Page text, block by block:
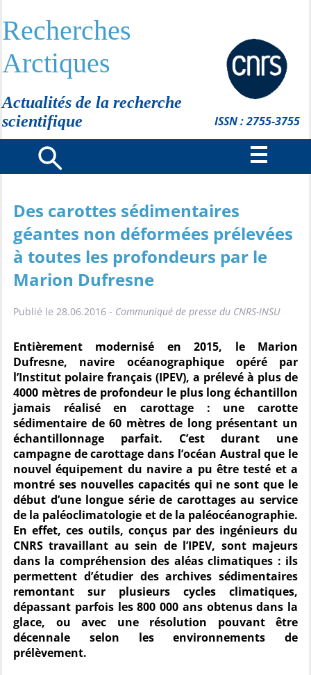
Recherches
Arctiques
Actualités de la recherche
scientifique
ISSN : 2755-3755
Des carottes sédimentaires
géantes non déformées prélevées
à toutes les profondeurs par le
Marion Dufresne
Publié le 28.06.2016 - Communiqué de presse du CNRS-INSU
Entièrement modernisé en 2015, le Marion
Dufresne, navire océanographique opéré par
l’Institut polaire français (IPEV), a prélevé à plus de
4000 mètres de profondeur le plus long échantillon
jamais réalisé en carottage : une carotte
sédimentaire de 60 mètres de long présentant un
échantillonnage parfait. C’est durant une
campagne de carottage dans l’océan Austral que le
nouvel équipement du navire a pu être testé et a
montré ses nouvelles capacités qui ne sont que le
début d’une longue série de carottages au service
de la paléoclimatologie et de la paléocéanographie.
En effet, ces outils, conçus par des ingénieurs du
CNRS travaillant au sein de l’IPEV, sont majeurs
dans la compréhension des aléas climatiques : ils
permettent d’étudier des archives sédimentaires
remontant sur plusieurs cycles climatiques,
dépassant parfois les 800 000 ans obtenus dans la
glace, ou avec une résolution pouvant être
décennale selon les environnements de
prélèvement.